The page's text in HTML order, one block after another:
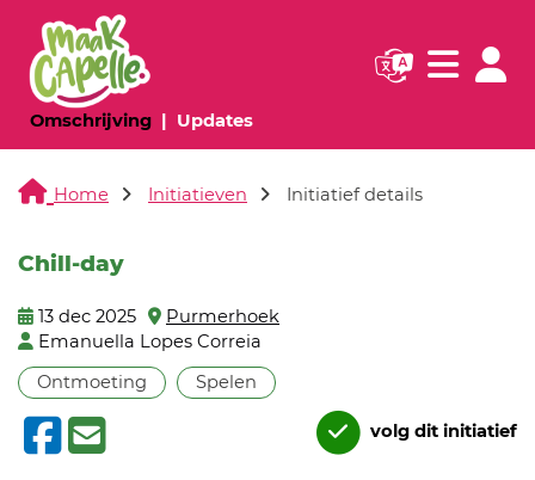
Omschrijving(huidige pagina)
Updates(huidige pagina)
Navigatie
Home Initiatieven Initiatief details
Chill-day
13 dec 2025
Purmerhoek
Emanuella Lopes Correia
Ontmoeting
Spelen
volg dit initiatief